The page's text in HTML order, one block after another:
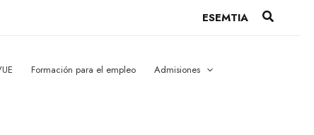
ESEMTIA Buscar
Formación para el empleo Admisiones